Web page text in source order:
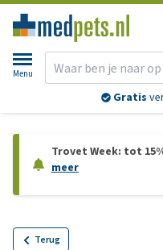
Menu
Gratis
Trovet Week: tot
meer
Terug